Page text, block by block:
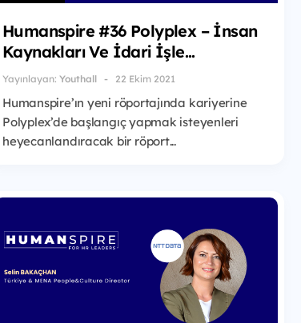
Humanspire #36 Polyplex – İnsan
Kaynakları Ve İdari İşle...
Yayınlayan: Youthall 22 Ekim 2021
Humanspire’ın yeni röportajında kariyerine
Polyplex’de başlangıç yapmak isteyenleri
heyecanlandıracak bir röport...